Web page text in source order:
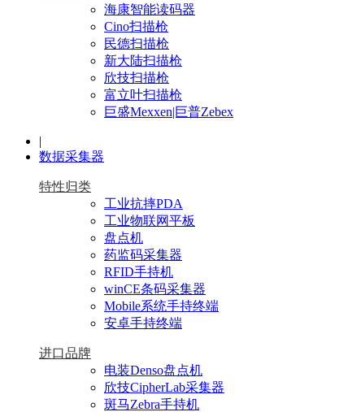
海康智能读码器
Cino扫描枪
民德扫描枪
新大陆扫描枪
欣技扫描枪
富立叶扫描枪
巨盛Mexxen|巨普Zebex
|
数据采集器
特性归类
工业抗摔PDA
工业物联网平板
盘点机
药监码采集器
RFID手持机
winCE条码采集器
Mobile系统手持终端
安卓手持终端
进口品牌
电装Denso盘点机
欣技CipherLab采集器
斑马Zebra手持机